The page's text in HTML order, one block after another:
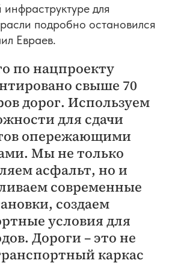
для
подробно остановился
Евраев.
по нацпроекту
свыше 70
дорог. Используем
для сдачи
опережающими
Мы не только
асфальт, но и
современные
создаем
условия для
Дороги – это не
каркас